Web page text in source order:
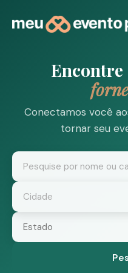
Encontre
Conectamos você
tornar seu